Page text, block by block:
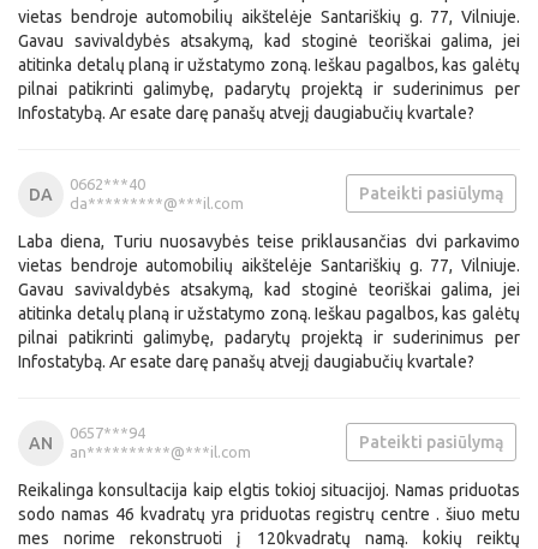
vietas bendroje automobilių aikštelėje Santariškių g. 77, Vilniuje.
Gavau savivaldybės atsakymą, kad stoginė teoriškai galima, jei
atitinka detalų planą ir užstatymo zoną. Ieškau pagalbos, kas galėtų
pilnai patikrinti galimybę, padarytų projektą ir suderinimus per
Infostatybą. Ar esate darę panašų atvejį daugiabučių kvartale?
DA
0662***40
da*********@***il.com
Pateikti pasiūlymą
Laba diena, Turiu nuosavybės teise priklausančias dvi parkavimo
vietas bendroje automobilių aikštelėje Santariškių g. 77, Vilniuje.
Gavau savivaldybės atsakymą, kad stoginė teoriškai galima, jei
atitinka detalų planą ir užstatymo zoną. Ieškau pagalbos, kas galėtų
pilnai patikrinti galimybę, padarytų projektą ir suderinimus per
Infostatybą. Ar esate darę panašų atvejį daugiabučių kvartale?
AN
0657***94
an**********@***il.com
Pateikti pasiūlymą
Reikalinga konsultacija kaip elgtis tokioj situacijoj. Namas priduotas
sodo namas 46 kvadratų yra priduotas registrų centre . šiuo metu
mes norime rekonstruoti į 120kvadratų namą. kokių reiktų